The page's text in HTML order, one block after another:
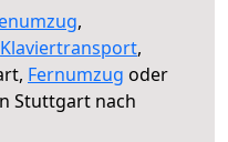
,
Klaviertransport,
Fernumzug oder
Stuttgart nach